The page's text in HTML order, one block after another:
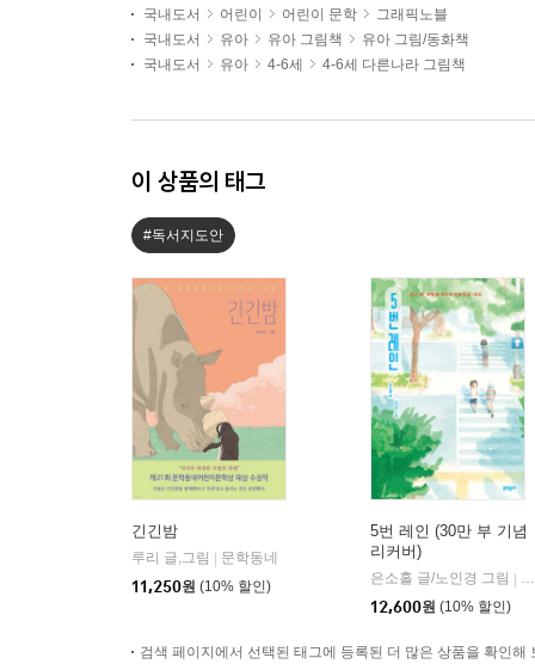
국내도서
어린이 어린이 문학
그래픽노블
국내도서
유아 유아 그림책
유아 그림/동화책
국내도서
유아 4-6세 4-6세 다른나라 그림책
이 상품의 태그
#독서지도안
긴긴밤
루리 글,그림
문학동네
11,250원 (10% 할인)
5번 레인 (30만 부 기념
리커버)
은소홀 글/노인경 그림
12,600원 (10% 할인)
검색 페이지에서 선택된 태그에 등록된 더 많은 상품을 확인해